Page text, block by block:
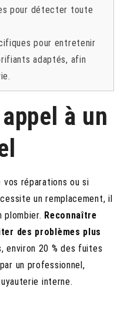
pour détecter toute
pour entretenir
adaptés, afin
à un
réparations ou si
un remplacement, il
Reconnaître
des problèmes plus
environ 20 % des fuites
un professionnel,
interne.